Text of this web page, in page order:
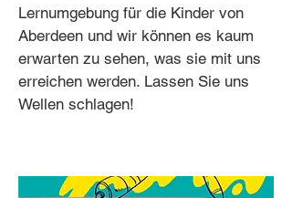
Lernumgebung für die Kinder von
Aberdeen und wir können es kaum
erwarten zu sehen, was sie mit uns
erreichen werden. Lassen Sie uns
Wellen schlagen!